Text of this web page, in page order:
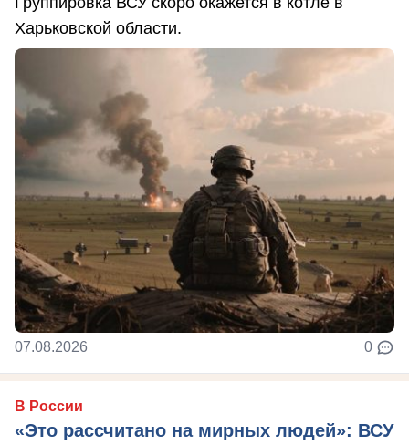
Харьковской области.
07.08.2026 0
В России
«Это рассчитано на мирных людей»: ВСУ